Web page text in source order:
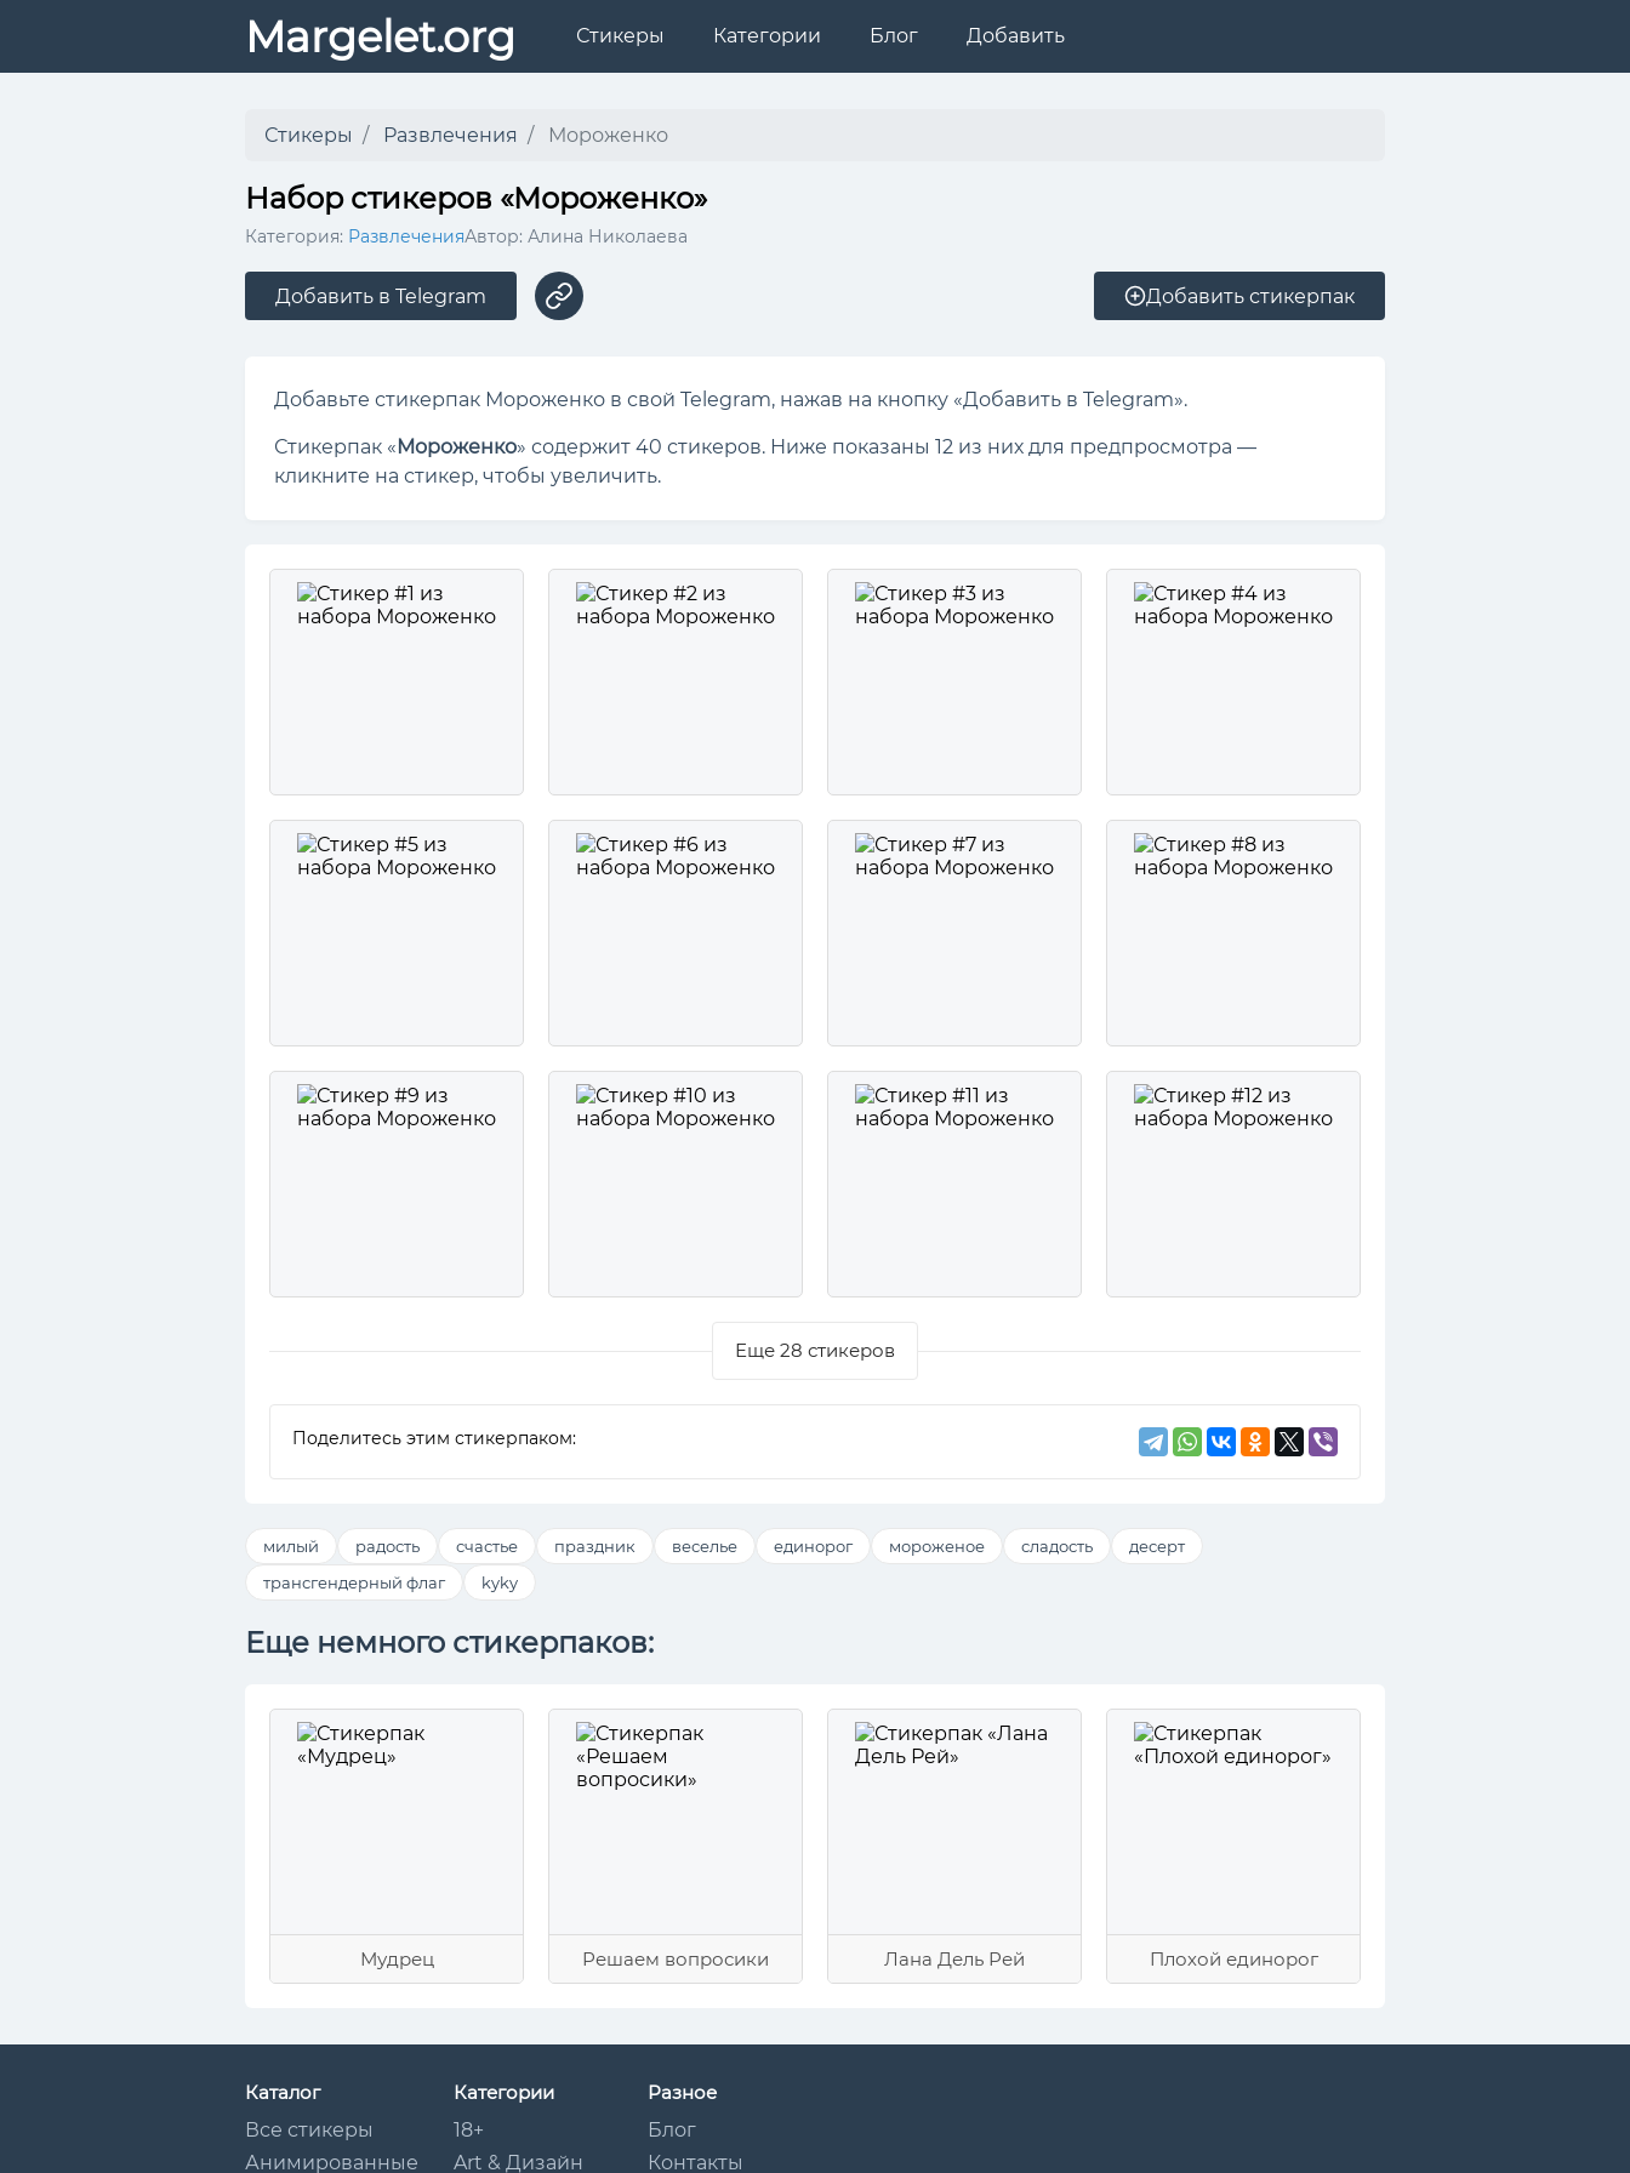
Margelet.org Стикеры Категории Блог Добавить
Стикеры Развлечения Мороженко
Набор стикеров «Мороженко»
Категория: РазвлеченияАвтор: Алина Николаева
Добавить в Telegram Добавить стикерпак
Добавьте стикерпак Мороженко в свой Telegram, нажав на кнопку «Добавить в Telegram».
Стикерпак «Мороженко» содержит 40 стикеров. Ниже показаны 12 из них для предпросмотра —
кликните на стикер, чтобы увеличить.
Еще 28 стикеров
Поделитесь этим стикерпаком:
милый радость счастье праздник веселье единорог мороженое сладость
десерт
трансгендерный флаг
kyky
Еще немного стикерпаков:
Мудрец Решаем вопросики Лана Дель Рей Плохой единорог
Каталог
Все стикеры
Анимированные
Категории
18+
Art & Дизайн
Разное
Блог
Контакты